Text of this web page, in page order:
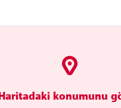
Haritadaki konumunu